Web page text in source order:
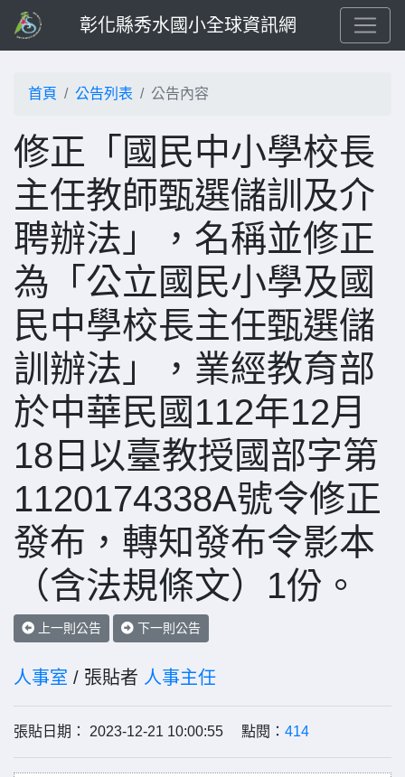
彰化縣秀水國小全球資訊網
首頁 公告列表 公告內容
修正「國民中小學校長
主任教師甄選儲訓及介
聘辦法」，名稱並修正
為「公立國民小學及國
民中學校長主任甄選儲
訓辦法」，業經教育部
於中華民國112年12月
18日以臺教授國部字第
1120174338A號令修正
發布，轉知發布令影本
（含法規條文）1份。
上一則公告 下一則公告
人事室 / 張貼者 人事主任
張貼日期： 2023-12-21 10:00:55 點閱： 414